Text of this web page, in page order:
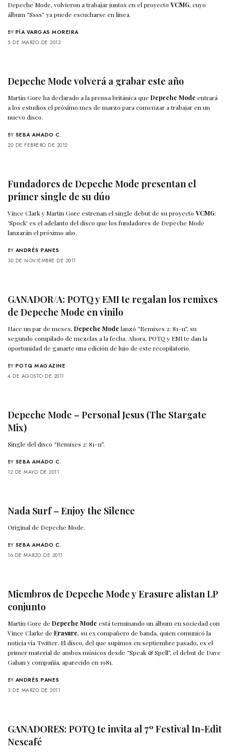
Depeche Mode, volvieron a trabajar juntos en el proyectoVCMG, cuyo
álbum “Ssss” ya puede escucharse en línea.
BY PÍA VARGAS MOREIRA
5 DE MARZO DE 2012
Depeche Mode volverá a grabar este año
Martin Gore ha declarado a la prensa británica queDepeche Mode entrará
a los estudios el próximo mes de marzo para comenzar a trabajar en un
nuevo disco.
BY SEBA AMADO C.
20 DE FEBRERO DE 2012
Fundadores de Depeche Mode presentan el
primer single de su dúo
Vince Clark y Martin Gore estrenan el single debut de su proyectoVCMG:
‘Spock’ es el adelanto del disco que los fundadores de Depeche Mode
lanzarán el próximo año.
BY ANDRÉS PANES
30 DE NOVIEMBRE DE 2011
GANADOR/A: POTQ y EMI te regalan los remixes
de Depeche Mode en vinilo
Hace un par de meses,Depeche Mode lanzó “Remixes 2: 81-11”, su
segundo compilado de mezclas a la fecha. Ahora, POTQ y EMI te dan la
oportunidad de ganarte una edición de lujo de este recopilatorio.
BY POTQ MAGAZINE
4 DE AGOSTO DE 2011
Depeche Mode – Personal Jesus (The Stargate
Mix)
Single del disco “Remixes 2: 81-11”.
BY SEBA AMADO C.
12 DE MAYO DE 2011
Nada Surf – Enjoy the Silence
Original de Depeche Mode.
BY SEBA AMADO C.
16 DE MARZO DE 2011
Miembros de Depeche Mode y Erasure alistan LP
conjunto
Martin Gore deDepeche Mode está terminando un álbum en sociedad con
Vince Clarke deErasure, su ex compañero de banda, quien comunicó la
noticia vía Twitter. El disco, del que supimos en septiembre pasado, es el
primer material de ambos músicos desde “Speak & Spell”, el debut de Dave
Gahan y compañía, aparecido en 1981.
BY ANDRÉS PANES
3 DE MARZO DE 2011
GANADORES: POTQ te invita al 7º Festival In-Edit
Nescafé